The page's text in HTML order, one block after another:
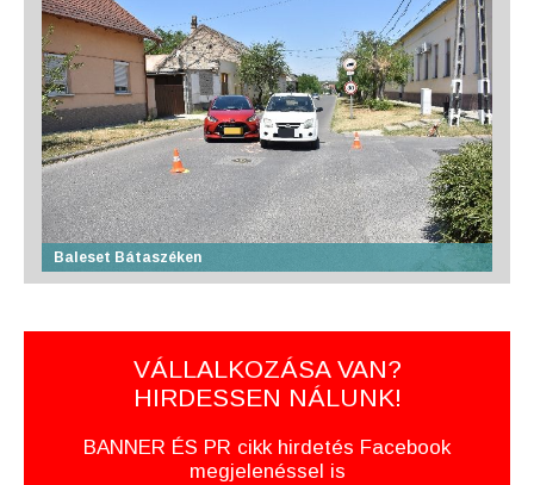
Baleset Bátaszéken
VÁLLALKOZÁSA VAN?
HIRDESSEN NÁLUNK!
BANNER ÉS PR cikk hirdetés Facebook
megjelenéssel is